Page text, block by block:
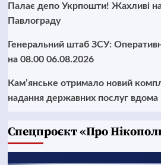
Палає депо Укрпошти! Жахливі
Павлограду
Генеральний штаб ЗСУ:
на 08.00 06.08.2026
Кам’янське отримало новий
надання державних послуг вдома
Cпецпроєкт «Про